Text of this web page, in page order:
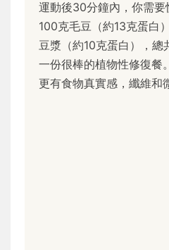
運動後30分鐘內，你需要
100克毛豆（約13克蛋白
豆漿（約10克蛋白），
一份很棒的植物性修復餐
更有食物真實感，纖維和